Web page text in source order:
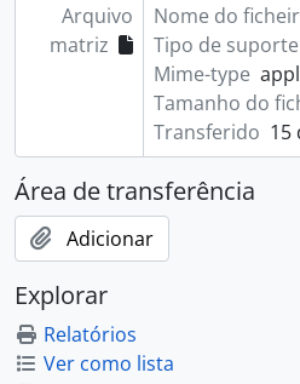
Arquivo
matriz
Nome do
Tipo de suporte
Mime-type
Tamanho do
Transferido 15
Área de transferência
Adicionar
Explorar
Relatórios
Ver como lista